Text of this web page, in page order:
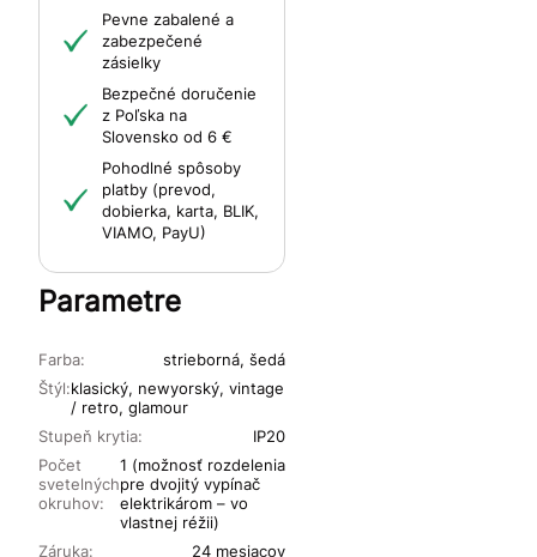
Pevne zabalené a
zabezpečené
zásielky
Bezpečné doručenie
z Poľska na
Slovensko od 6 €
Pohodlné spôsoby
platby (prevod,
dobierka, karta, BLIK,
VIAMO, PayU)
Parametre
Farba: strieborná, šedá
Stupeň krytia: IP20
Záruka: 24 mesiacov
Štýl:klasický, newyorský, vintage
/ retro, glamour
Počet
svetelných
okruhov:
1 (možnosť rozdelenia
pre dvojitý vypínač
elektrikárom – vo
vlastnej réžii)